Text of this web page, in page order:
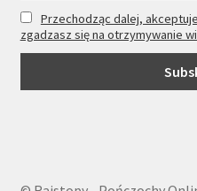
Przechodząc dalej,
zgadzasz się na otrzymywanie